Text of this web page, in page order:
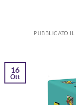
PUBBLICATO IL
16
Ott